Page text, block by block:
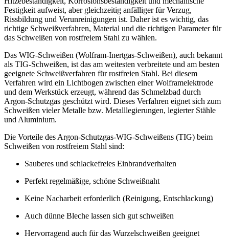
Festigkeit aufweist, aber gleichzeitig anfälliger für Verzug,
Rissbildung und Verunreinigungen ist. Daher ist es wichtig, das
richtige Schweißverfahren, Material und die richtigen Parameter für
das Schweißen von rostfreiem Stahl zu wählen.
Das WIG-Schweißen (Wolfram-Inertgas-Schweißen), auch bekannt
als TIG-Schweißen, ist das am weitesten verbreitete und am besten
geeignete Schweißverfahren für rostfreien Stahl. Bei diesem
Verfahren wird ein Lichtbogen zwischen einer Wolframelektrode
und dem Werkstück erzeugt, während das Schmelzbad durch
Argon-Schutzgas geschützt wird. Dieses Verfahren eignet sich zum
Schweißen vieler Metalle bzw. Metalllegierungen, legierter Stähle
und Aluminium.
Die Vorteile des Argon-Schutzgas-WIG-Schweißens (TIG) beim
Schweißen von rostfreiem Stahl sind:
Sauberes und schlackefreies Einbrandverhalten
Perfekt regelmäßige, schöne Schweißnaht
Keine Nacharbeit erforderlich (Reinigung, Entschlackung)
Auch dünne Bleche lassen sich gut schweißen
Hervorragend auch für das Wurzelschweißen geeignet